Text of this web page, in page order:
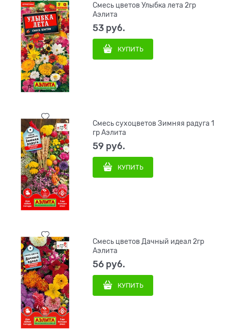
Смесь цветов Улыбка лета 2гр
Аэлита
53 руб.
КУПИТЬ
Смесь сухоцветов Зимняя радуга 1
гр Аэлита
59 руб.
КУПИТЬ
Смесь цветов Дачный идеал 2гр
Аэлита
56 руб.
КУПИТЬ